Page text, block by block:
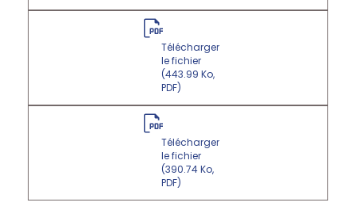
Télécharger
le fichier
(443.99 Ko,
PDF)
Télécharger
le fichier
(390.74 Ko,
PDF)